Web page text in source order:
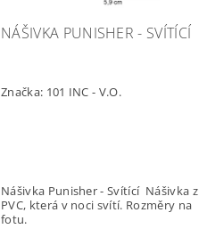
NÁŠIVKA PUNISHER - SVÍTÍCÍ
Značka: 101 INC - V.O.
Nášivka Punisher - Svítící Nášivka z
PVC, která v noci svítí. Rozměry na
fotu.